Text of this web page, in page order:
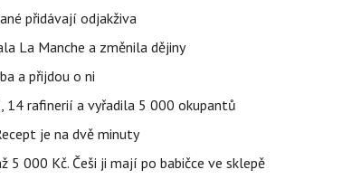
přidávají odjakživa
La Manche a změnila dějiny
a přijdou o ni
14 rafinerií a vyřadila 5 000 okupantů
je na dvě minuty
000 Kč. Češi ji mají po babičce ve sklepě